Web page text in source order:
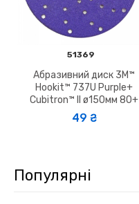
51369
Абразивний диск 3M™
Hookit™ 737U Purple+
Cubitron™ II ø150мм 80+
49 ₴
Популярні